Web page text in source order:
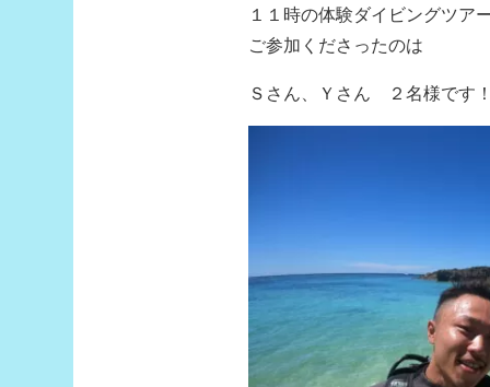
１１時の体験ダイビングツア
ご参加くださったのは
Ｓさん、Ｙさん ２名様です